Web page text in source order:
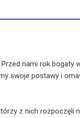
nami rok bogaty
swoje postawy i
z nich rozpoczęli